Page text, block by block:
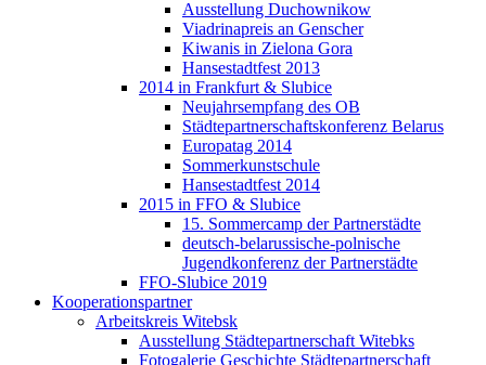
Ausstellung Duchownikow
Viadrinapreis an Genscher
Kiwanis in Zielona Gora
Hansestadtfest 2013
2014 in Frankfurt & Slubice
Neujahrsempfang des OB
Städtepartnerschaftskonferenz Belarus
Europatag 2014
Sommerkunstschule
Hansestadtfest 2014
2015 in FFO & Slubice
15. Sommercamp der Partnerstädte
deutsch-belarussische-polnische
Jugendkonferenz der Partnerstädte
FFO-Slubice 2019
Kooperationspartner
Arbeitskreis Witebsk
Ausstellung Städtepartnerschaft Witebks
Fotogalerie Geschichte Städtepartnerschaft